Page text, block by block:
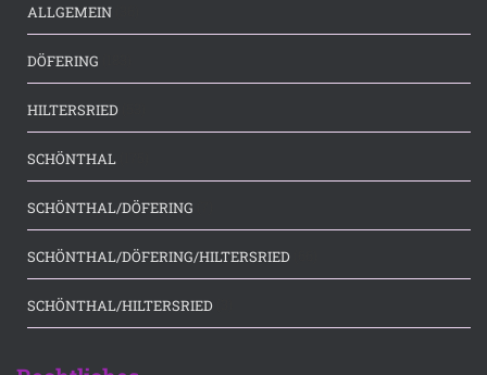
ALLGEMEIN
DÖFERING
HILTERSRIED
SCHÖNTHAL
SCHÖNTHAL/DÖFERING
SCHÖNTHAL/DÖFERING/HILTERSRIED
SCHÖNTHAL/HILTERSRIED